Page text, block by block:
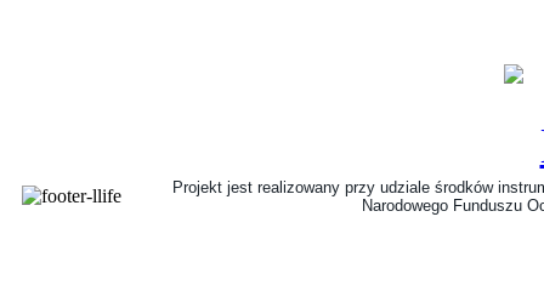
Projekt jest realizowany przy udziale środków
Narodowego Funduszu